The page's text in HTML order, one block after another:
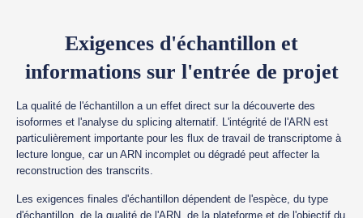
Exigences d'échantillon et
informations sur l'entrée de projet
La qualité de l'échantillon a un effet direct sur la découverte des
isoformes et l'analyse du splicing alternatif. L'intégrité de l'ARN est
particulièrement importante pour les flux de travail de transcriptome à
lecture longue, car un ARN incomplet ou dégradé peut affecter la
reconstruction des transcrits.
Les exigences finales d'échantillon dépendent de l'espèce, du type
d'échantillon, de la qualité de l'ARN, de la plateforme et de l'objectif du